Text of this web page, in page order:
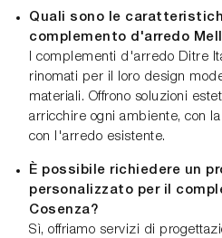
Quali sono le
complemento d'arredo
I complementi d'arredo Ditre
rinomati per il loro design
materiali. Offrono soluzioni
arricchire ogni ambiente, con
con l'arredo esistente.
È possibile richiedere un
personalizzato per il
Cosenza?
Sì, offriamo servizi di